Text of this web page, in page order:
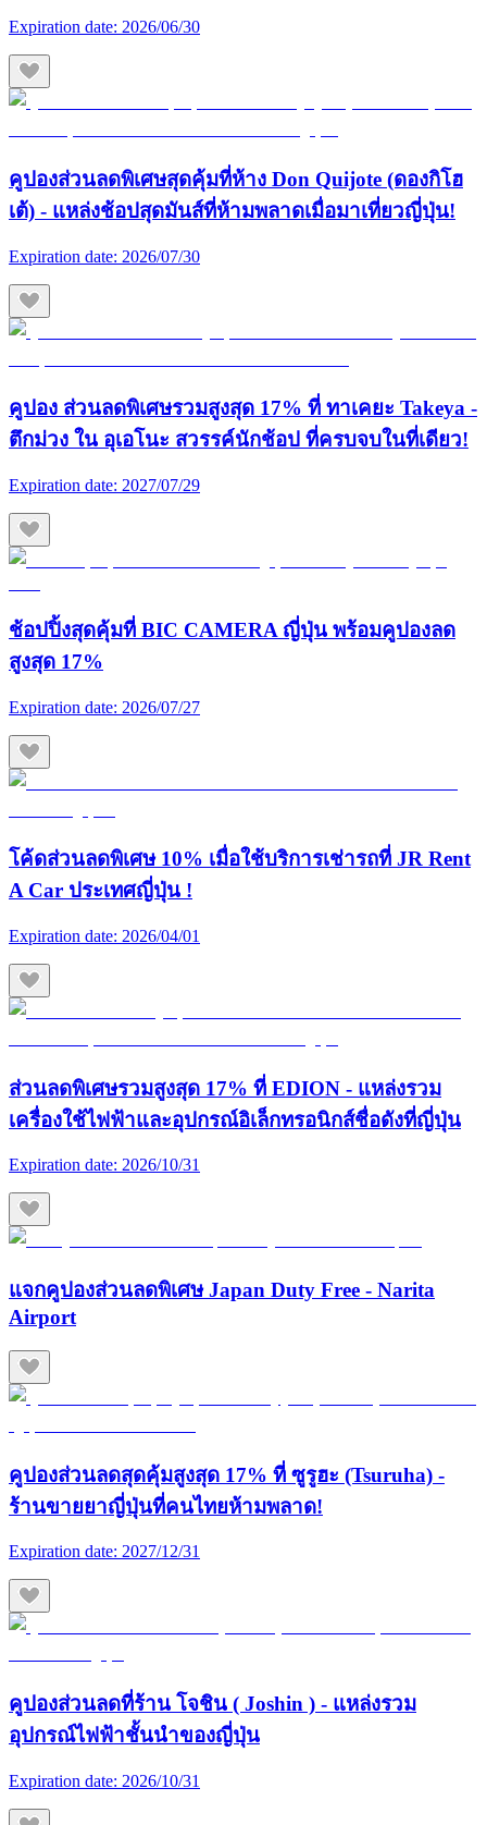
Expiration date: 2026/06/30
คูปองส่วนลดพิเศษสุดคุ้มที่ห้าง Don Quijote (ดองกิโฮ
เต้) - แหล่งช้อปสุดมันส์ที่ห้ามพลาดเมื่อมาเที่ยวญี่ปุ่น!
Expiration date: 2026/07/30
คูปอง ส่วนลดพิเศษรวมสูงสุด 17% ที่ ทาเคยะ Takeya -
ตึกม่วง ใน อุเอโนะ สวรรค์นักช้อป ที่ครบจบในที่เดียว!
Expiration date: 2027/07/29
ช้อปปิ้งสุดคุ้มที่ BIC CAMERA ญี่ปุ่น พร้อมคูปองลด
สูงสุด 17%
Expiration date: 2026/07/27
โค้ดส่วนลดพิเศษ 10% เมื่อใช้บริการเช่ารถที่ JR Rent
A Car ประเทศญี่ปุ่น !
Expiration date: 2026/04/01
ส่วนลดพิเศษรวมสูงสุด 17% ที่ EDION - แหล่งรวม
เครื่องใช้ไฟฟ้าและอุปกรณ์อิเล็กทรอนิกส์ชื่อดังที่ญี่ปุ่น
Expiration date: 2026/10/31
แจกคูปองส่วนลดพิเศษ Japan Duty Free - Narita
Airport
คูปองส่วนลดสุดคุ้มสูงสุด 17% ที่ ซูรูฮะ (Tsuruha) -
ร้านขายยาญี่ปุ่นที่คนไทยห้ามพลาด!
Expiration date: 2027/12/31
คูปองส่วนลดที่ร้าน โจชิน ( Joshin ) - แหล่งรวม
อุปกรณ์ไฟฟ้าชั้นนำของญี่ปุ่น
Expiration date: 2026/10/31